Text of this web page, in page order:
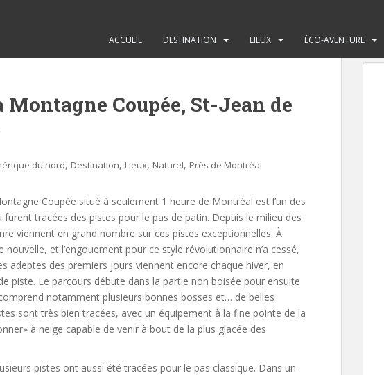
ACCUEIL DESTINATION LIEUX ÉCO-AVENTURE
Coupée, St-Jean de
du nord, Destination, Lieux, Naturel, Près de Montréal
Coupée situé à seulement 1 heure de Montréal est l’un des
tracées des pistes pour le pas de patin. Depuis le milieu des
viennent en grand nombre sur ces pistes exceptionnelles. À
nouvelle, et l’engouement pour ce style révolutionnaire n’a cessé,
adeptes des premiers jours viennent encore chaque hiver, en
piste. Le parcours débute dans la partie non boisée pour ensuite
notamment plusieurs bonnes bosses et… de belles
sont très bien tracées, avec un équipement à la fine pointe de la
à neige capable de venir à bout de la plus glacée des
pistes ont aussi été tracées pour le pas classique. Dans un